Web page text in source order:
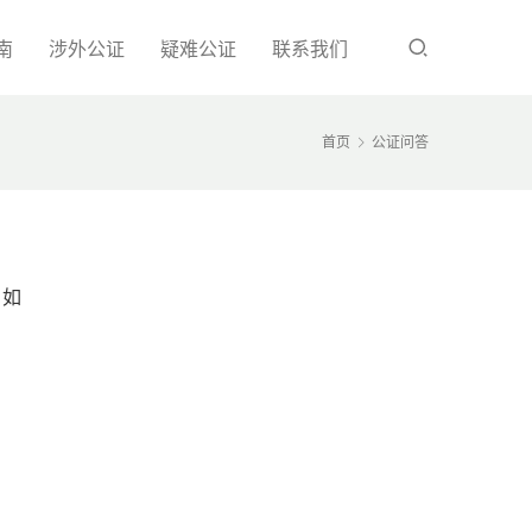
涉外公证 疑难公证 联系我们
首页 公证问答